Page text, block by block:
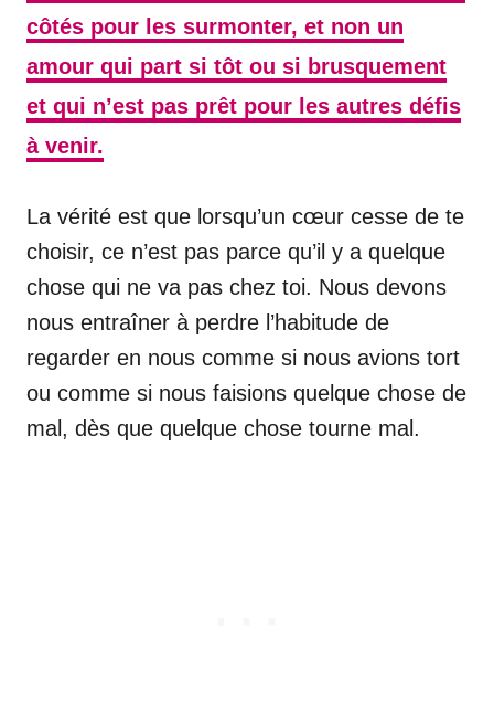
côtés pour les surmonter, et non un
amour qui part si tôt ou si brusquement
et qui n’est pas prêt pour les autres défis
à venir.
La vérité est que lorsqu’un cœur cesse de te
choisir, ce n’est pas parce qu’il y a quelque
chose qui ne va pas chez toi. Nous devons
nous entraîner à perdre l’habitude de
regarder en nous comme si nous avions tort
ou comme si nous faisions quelque chose de
mal, dès que quelque chose tourne mal.